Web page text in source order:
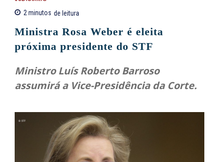
2minutos de leitura
Ministra Rosa Weber é eleita
próxima presidente do STF
Ministro Luís Roberto Barroso
assumirá a Vice-Presidência da Corte.